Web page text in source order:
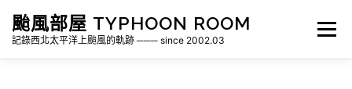
颱風部屋 TYPHOON ROOM
記錄西北太平洋上颱風的軌跡 ─── since 2002.03
選單